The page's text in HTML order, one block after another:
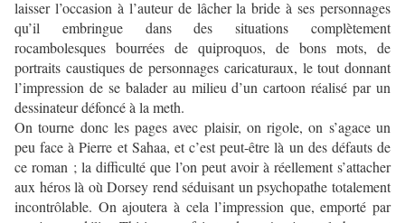
laisser l’occasion à l’auteur de lâcher la bride à ses personnages
qu’il embringue dans des situations complètement
rocambolesques bourrées de quiproquos, de bons mots, de
portraits caustiques de personnages caricaturaux, le tout donnant
l’impression de se balader au milieu d’un cartoon réalisé par un
dessinateur défoncé à la meth.
On tourne donc les pages avec plaisir, on rigole, on s’agace un
peu face à Pierre et Sahaa, et c’est peut-être là un des défauts de
ce roman ; la difficulté que l’on peut avoir à réellement s’attacher
aux héros là où Dorsey rend séduisant un psychopathe totalement
incontrôlable. On ajoutera à cela l’impression que, emporté par